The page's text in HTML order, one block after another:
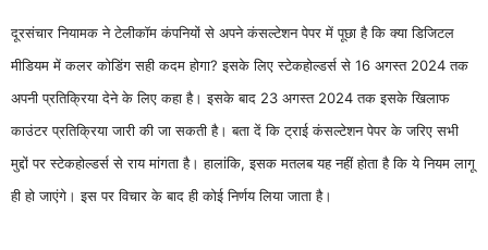
दूरसंचार नियामक ने टेलीकॉम कंपनियों से अपने कंसल्टेशन पेपर में पूछा है कि क्या डिजिटल
मीडियम में कलर कोडिंग सही कदम होगा? इसके लिए स्टेकहोल्डर्स से 16 अगस्त 2024 तक
अपनी प्रतिक्रिया देने के लिए कहा है। इसके बाद 23 अगस्त 2024 तक इसके खिलाफ
काउंटर प्रतिक्रिया जारी की जा सकती है। बता दें कि ट्राई कंसल्टेशन पेपर के जरिए सभी
मुद्दों पर स्टेकहोल्डर्स से राय मांगता है। हालांकि, इसक मतलब यह नहीं होता है कि ये नियम लागू
ही हो जाएंगे। इस पर विचार के बाद ही कोई निर्णय लिया जाता है।